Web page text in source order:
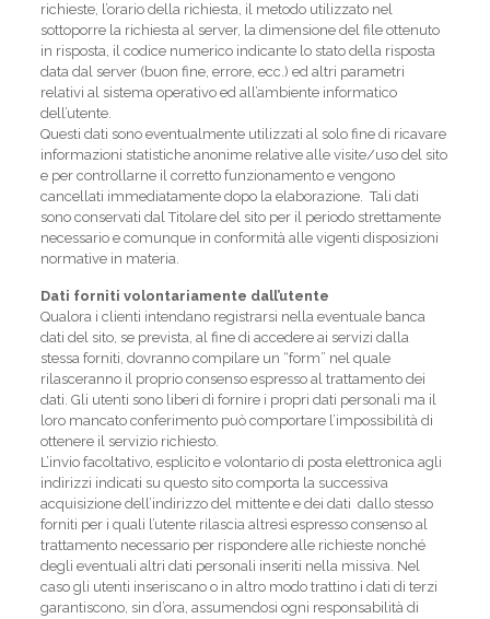
richieste, l’orario della richiesta, il metodo utilizzato nel
sottoporre la richiesta al server, la dimensione del file ottenuto
in risposta, il codice numerico indicante lo stato della risposta
data dal server (buon fine, errore, ecc.) ed altri parametri
relativi al sistema operativo ed all’ambiente informatico
dell’utente.
Questi dati sono eventualmente utilizzati al solo fine di ricavare
informazioni statistiche anonime relative alle visite/uso del sito
e per controllarne il corretto funzionamento e vengono
cancellati immediatamente dopo la elaborazione. Tali dati
sono conservati dal Titolare del sito per il periodo strettamente
necessario e comunque in conformità alle vigenti disposizioni
normative in materia.
Dati forniti volontariamente dall’utente
Qualora i clienti intendano registrarsi nella eventuale banca
dati del sito, se prevista, al fine di accedere ai servizi dalla
stessa forniti, dovranno compilare un “form” nel quale
rilasceranno il proprio consenso espresso al trattamento dei
dati. Gli utenti sono liberi di fornire i propri dati personali ma il
loro mancato conferimento può comportare l’impossibilità di
ottenere il servizio richiesto.
L’invio facoltativo, esplicito e volontario di posta elettronica agli
indirizzi indicati su questo sito comporta la successiva
acquisizione dell’indirizzo del mittente e dei dati dallo stesso
forniti per i quali l’utente rilascia altresì espresso consenso al
trattamento necessario per rispondere alle richieste nonché
degli eventuali altri dati personali inseriti nella missiva. Nel
caso gli utenti inseriscano o in altro modo trattino i dati di terzi
garantiscono, sin d’ora, assumendosi ogni responsabilità di